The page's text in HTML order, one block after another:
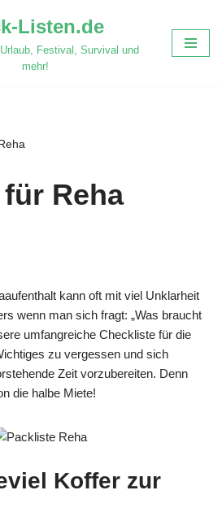
Listen.de
Festival, Survival und
mehr!
Reha
kann oft mit viel Unklarheit
wenn man sich fragt: „Was braucht
umfangreiche Checkliste für die
zu vergessen und sich
Zeit vorzubereiten. Denn
die halbe Miete!
Koffer zur